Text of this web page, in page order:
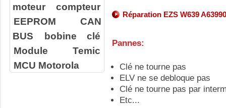
moteur compteur
EEPROM
CAN
BUS
bobine clé
Module Temic
MCU Motorola
Réparation EZS W639
Pannes:
Clé ne tourne pas
ELV ne se debloque pas
Clé ne tourne pas par
Etc...